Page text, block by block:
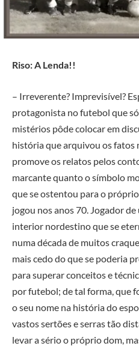
Riso: A Lenda!!
– Irreverente? Imprevisível?
protagonista no futebol que
mistérios pôde colocar em
história que arquivou os fatos
promove os relatos pelos
marcante quanto o símbolo
que se ostentou para o
jogou nos anos 70. Jogador
interior nordestino que se
numa década de muitos
mais cedo do que se poderia
para superar conceitos e
por futebol; de tal forma, que
o seu nome na história do
vastos sertões e serras tão
levar a sério o próprio dom,